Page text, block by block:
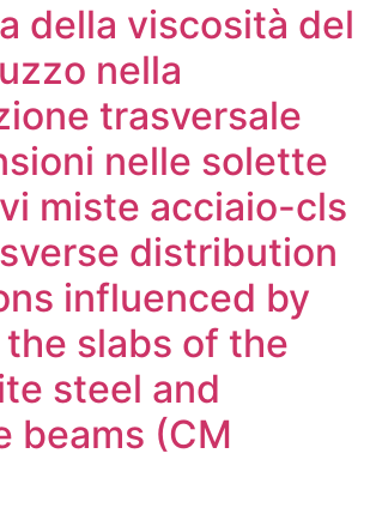
della viscosità del
nella
trasversale
nelle solette
miste acciaio-cls
distribution
influenced by
slabs of the
steel and
beams (CM